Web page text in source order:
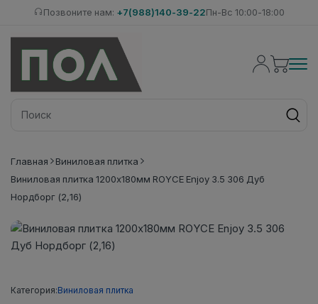
Позвоните нам: +7(988)140-39-22Пн-Вс 10:00-18:00
Главная
Виниловая плитка
Виниловая плитка 1200x180мм ROYCE Enjoy 3.5 306 Дуб
Нордборг (2,16)
Категория:Виниловая плитка